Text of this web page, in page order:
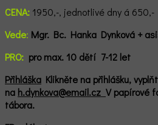
CENA: 1950,-, jednotlivé dny á 650,-
Vede: Mgr. Bc. Hanka Dynková +
PRO: pro max. 10 dětí 7-12 let
Přihláška Klikněte na přihlášku,
na h.dynkova@email.cz V papírové
tábora.